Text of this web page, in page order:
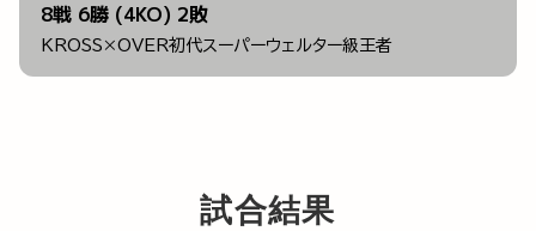
8戦 6勝 (4KO) 2敗
KROSS×OVER初代スーパーウェルター級王者
試合結果